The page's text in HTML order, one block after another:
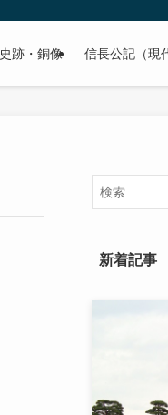
くご紹介致します。
史跡・銅像 信長公記（現
新着記事